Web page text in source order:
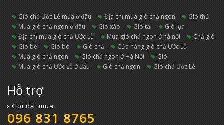
giò chả Ước Lễ mua ở đâu địa chỉ mua giò chả ngon
giò thủ
mua giò chả ngon ở đâu
giò xào giò tai
giò lụa
địa chỉ mua giò chả Ước Lễ
mua giò chả ngon ở hà nội
chả giò
giò bê
giò bò giò chả
cửa hàng giò chả Ước Lễ
mua giò chả ngon
giò chả ngon ở Hà Nội
giò
mua giò chả Ước Lễ ở đâu
giò chả ngon Giò chả Ước Lễ
Hỗ trợ
› Gọi đặt mua
096 831 8765